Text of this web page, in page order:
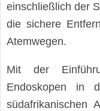
einschließlich der
die sichere
Atemwegen.
Mit der
Endoskopen in
südafrikanischen